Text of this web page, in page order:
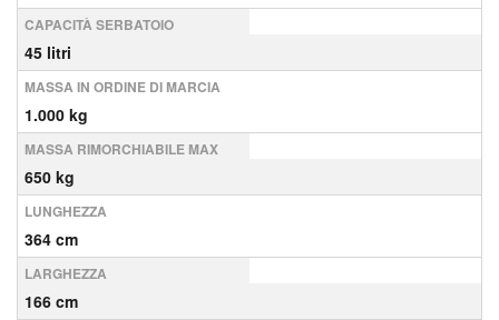
CAPACITÀ SERBATOIO
45 litri
MASSA IN ORDINE DI MARCIA
1.000 kg
MASSA RIMORCHIABILE MAX
650 kg
LUNGHEZZA
364 cm
LARGHEZZA
166 cm